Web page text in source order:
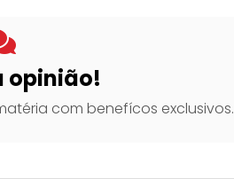
opinião!
com benefícos exclusivos.